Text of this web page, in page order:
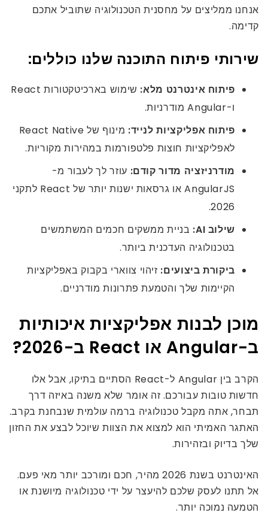
אנחנו ממליצים על מחסנית הטכנולוגיה שתוביל אתכם
קדימה.
שירותי פיתוח התוכנה שלנו כוללים:
פיתוח אינטרנט מלא:
שימוש בארכיטקטורות React
ו-Angular מודרניות.
פיתוח אפליקציות לנייד:
מינוף של React Native
לאפליקציות חוצות פלטפורמות במהירות מקוריות.
מודרניזציה מדור קודם: עוזר לך לעבור מ-
AngularJS או גרסאות ישנות יותר של React לתקני
2026.
שילוב AI:
בניית ממשקים חכמים המשתמשים
בטכנולוגיה העדכנית ביותר.
ביקורת ביצועים: זיהוי צווארי בקבוק באפליקציות
הקיימות שלך והטמעת פתרונות מודרניים.
מוכן לבנות אפליקציות איכותיות
ב-Angular או React ב-2026?
הקרב בין Angular ל-React הסתיים בתיקו, אבל אלו
חדשות טובות עבורכם. זה אומר שלא משנה באיזה דרך
תבחר, אתה מקבל טכנולוגיה ברמה עולמית שנבחנת בקרב.
האתגר האמיתי הוא למצוא את הצוות שיוכל לבצע את החזון
שלך בדיוק ובזהירות.
האינטרנט בשנת 2026 מהיר, חכם ומורכב יותר מאי פעם.
אל תתנו לעסק שלכם להיעצר על ידי טכנולוגיה מיושנת או
הטמעה נמוכה יותר.